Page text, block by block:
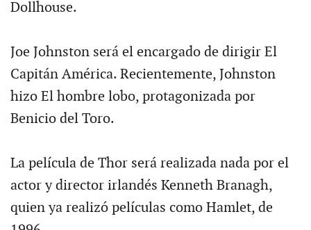
Dollhouse.
Joe Johnston será el encargado de dirigir El
Capitán América. Recientemente, Johnston
hizo El hombre lobo, protagonizada por
Benicio del Toro.
La película de Thor será realizada nada por el
actor y director irlandés Kenneth Branagh,
quien ya realizó películas como Hamlet, de